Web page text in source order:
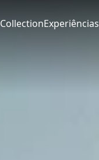
CollectionExperiências